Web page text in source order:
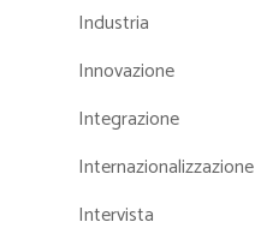
Industria
Innovazione
Integrazione
Internazionalizzazione
Intervista